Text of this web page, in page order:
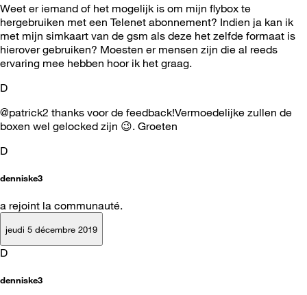
Weet er iemand of het mogelijk is om mijn flybox te
hergebruiken met een Telenet abonnement? Indien ja kan ik
met mijn simkaart van de gsm als deze het zelfde formaat is
hierover gebruiken? Moesten er mensen zijn die al reeds
ervaring mee hebben hoor ik het graag.
D
@patrick2 thanks voor de feedback!Vermoedelijke zullen de
boxen wel gelocked zijn 😉. Groeten
D
denniske3
a rejoint la communauté.
jeudi 5 décembre 2019
D
denniske3